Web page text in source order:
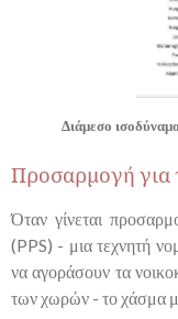
Διάμεσο
Προσαρμογή για
Όταν γίνεται
(PPS) - μια τεχνητή
να αγοράσουν τα
των χωρών - το χάσμα